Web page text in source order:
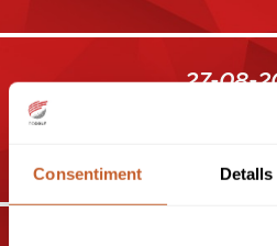
Consentiment Detalls
27-08-
CAMPIONAT DE
BOYS, GIRLS I